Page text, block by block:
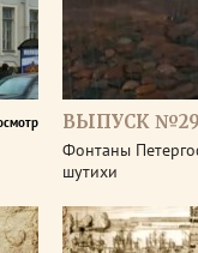
ВЫПУСК
Фонтаны
шутихи